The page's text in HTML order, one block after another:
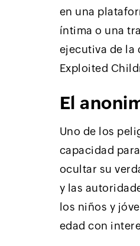
en una
íntima o una
ejecutiva de la
Exploited
El
Uno de los
capacidad
ocultar su
y las
los niños y
edad con